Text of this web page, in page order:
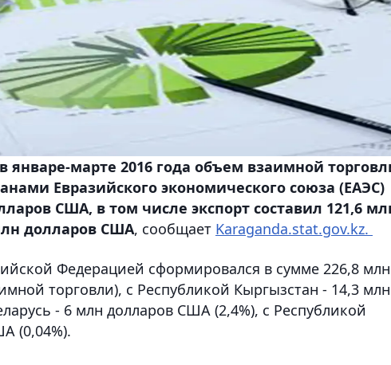
марте 2016 года объем взаимной
Евразийского экономического союза (ЕАЭС)
США, в том числе экспорт составил 121,6
долларов США, сообщает Karaganda.stat.gov.kz.
Федерацией сформировался в сумме 226,8 млн
торговли), с Республикой Кыргызстан - 14,3 млн
- 6 млн долларов США (2,4%), с Республикой
(0,04%).